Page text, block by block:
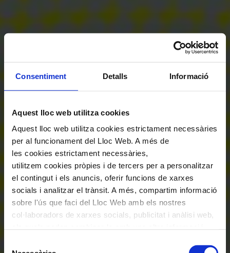
Consentiment Detalls Informació
Aquest lloc web utilitza cookies
Aquest lloc web utilitza cookies estrictament necessàries
per al funcionament del Lloc Web. A més de
les cookies estrictament necessàries,
utilitzem cookies pròpies i de tercers per a personalitzar
el contingut i els anuncis, oferir funcions de xarxes
socials i analitzar el trànsit. A més, compartim informació
sobre l'ús que faci del Lloc Web amb els nostres
col·laboradors de xarxes socials, publicitat i anàlisi web,